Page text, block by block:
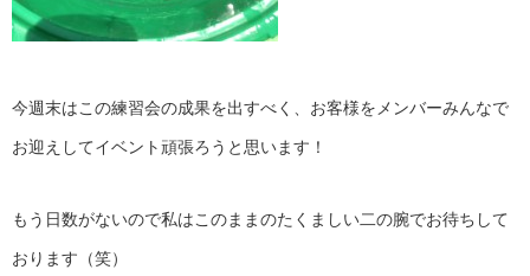
今週末はこの練習会の成果を出すべく、お客様をメンバーみんなで
お迎えしてイベント頑張ろうと思います！
もう日数がないので私はこのままのたくましい二の腕でお待ちして
おります（笑）